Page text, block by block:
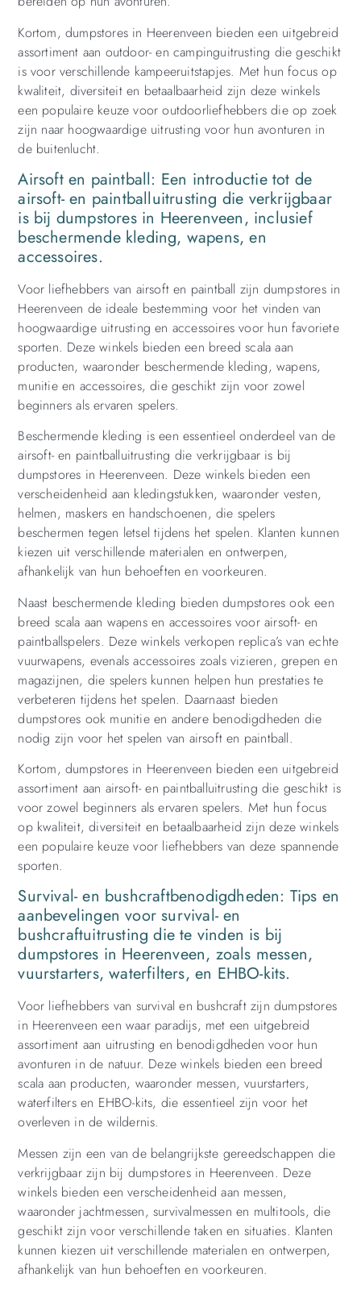
Kortom, dumpstores in Heerenveen bieden een uitgebreid
assortiment aan outdoor- en campinguitrusting die geschikt
is voor verschillende kampeeruitstapjes. Met hun focus op
kwaliteit, diversiteit en betaalbaarheid zijn deze winkels
een populaire keuze voor outdoorliefhebbers die op zoek
zijn naar hoogwaardige uitrusting voor hun avonturen in
de buitenlucht.
Airsoft en paintball: Een introductie tot de
airsoft- en paintballuitrusting die verkrijgbaar
is bij dumpstores in Heerenveen, inclusief
beschermende kleding, wapens, en
accessoires.
Voor liefhebbers van airsoft en paintball zijn dumpstores in
Heerenveen de ideale bestemming voor het vinden van
hoogwaardige uitrusting en accessoires voor hun favoriete
sporten. Deze winkels bieden een breed scala aan
producten, waaronder beschermende kleding, wapens,
munitie en accessoires, die geschikt zijn voor zowel
beginners als ervaren spelers.
Beschermende kleding is een essentieel onderdeel van de
airsoft- en paintballuitrusting die verkrijgbaar is bij
dumpstores in Heerenveen. Deze winkels bieden een
verscheidenheid aan kledingstukken, waaronder vesten,
helmen, maskers en handschoenen, die spelers
beschermen tegen letsel tijdens het spelen. Klanten kunnen
kiezen uit verschillende materialen en ontwerpen,
afhankelijk van hun behoeften en voorkeuren.
Naast beschermende kleding bieden dumpstores ook een
breed scala aan wapens en accessoires voor airsoft- en
paintballspelers. Deze winkels verkopen replica’s van echte
vuurwapens, evenals accessoires zoals vizieren, grepen en
magazijnen, die spelers kunnen helpen hun prestaties te
verbeteren tijdens het spelen. Daarnaast bieden
dumpstores ook munitie en andere benodigdheden die
nodig zijn voor het spelen van airsoft en paintball.
Kortom, dumpstores in Heerenveen bieden een uitgebreid
assortiment aan airsoft- en paintballuitrusting die geschikt is
voor zowel beginners als ervaren spelers. Met hun focus
op kwaliteit, diversiteit en betaalbaarheid zijn deze winkels
een populaire keuze voor liefhebbers van deze spannende
sporten.
Survival- en bushcraftbenodigdheden: Tips en
aanbevelingen voor survival- en
bushcraftuitrusting die te vinden is bij
dumpstores in Heerenveen, zoals messen,
vuurstarters, waterfilters, en EHBO-kits.
Voor liefhebbers van survival en bushcraft zijn dumpstores
in Heerenveen een waar paradijs, met een uitgebreid
assortiment aan uitrusting en benodigdheden voor hun
avonturen in de natuur. Deze winkels bieden een breed
scala aan producten, waaronder messen, vuurstarters,
waterfilters en EHBO-kits, die essentieel zijn voor het
overleven in de wildernis.
Messen zijn een van de belangrijkste gereedschappen die
verkrijgbaar zijn bij dumpstores in Heerenveen. Deze
winkels bieden een verscheidenheid aan messen,
waaronder jachtmessen, survivalmessen en multitools, die
geschikt zijn voor verschillende taken en situaties. Klanten
kunnen kiezen uit verschillende materialen en ontwerpen,
afhankelijk van hun behoeften en voorkeuren.